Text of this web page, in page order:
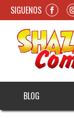
SIGUENOS
BLOG